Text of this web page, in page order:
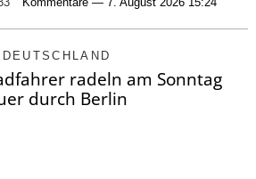
DEUTSCHLAND
radeln am Sonntag
durch Berlin